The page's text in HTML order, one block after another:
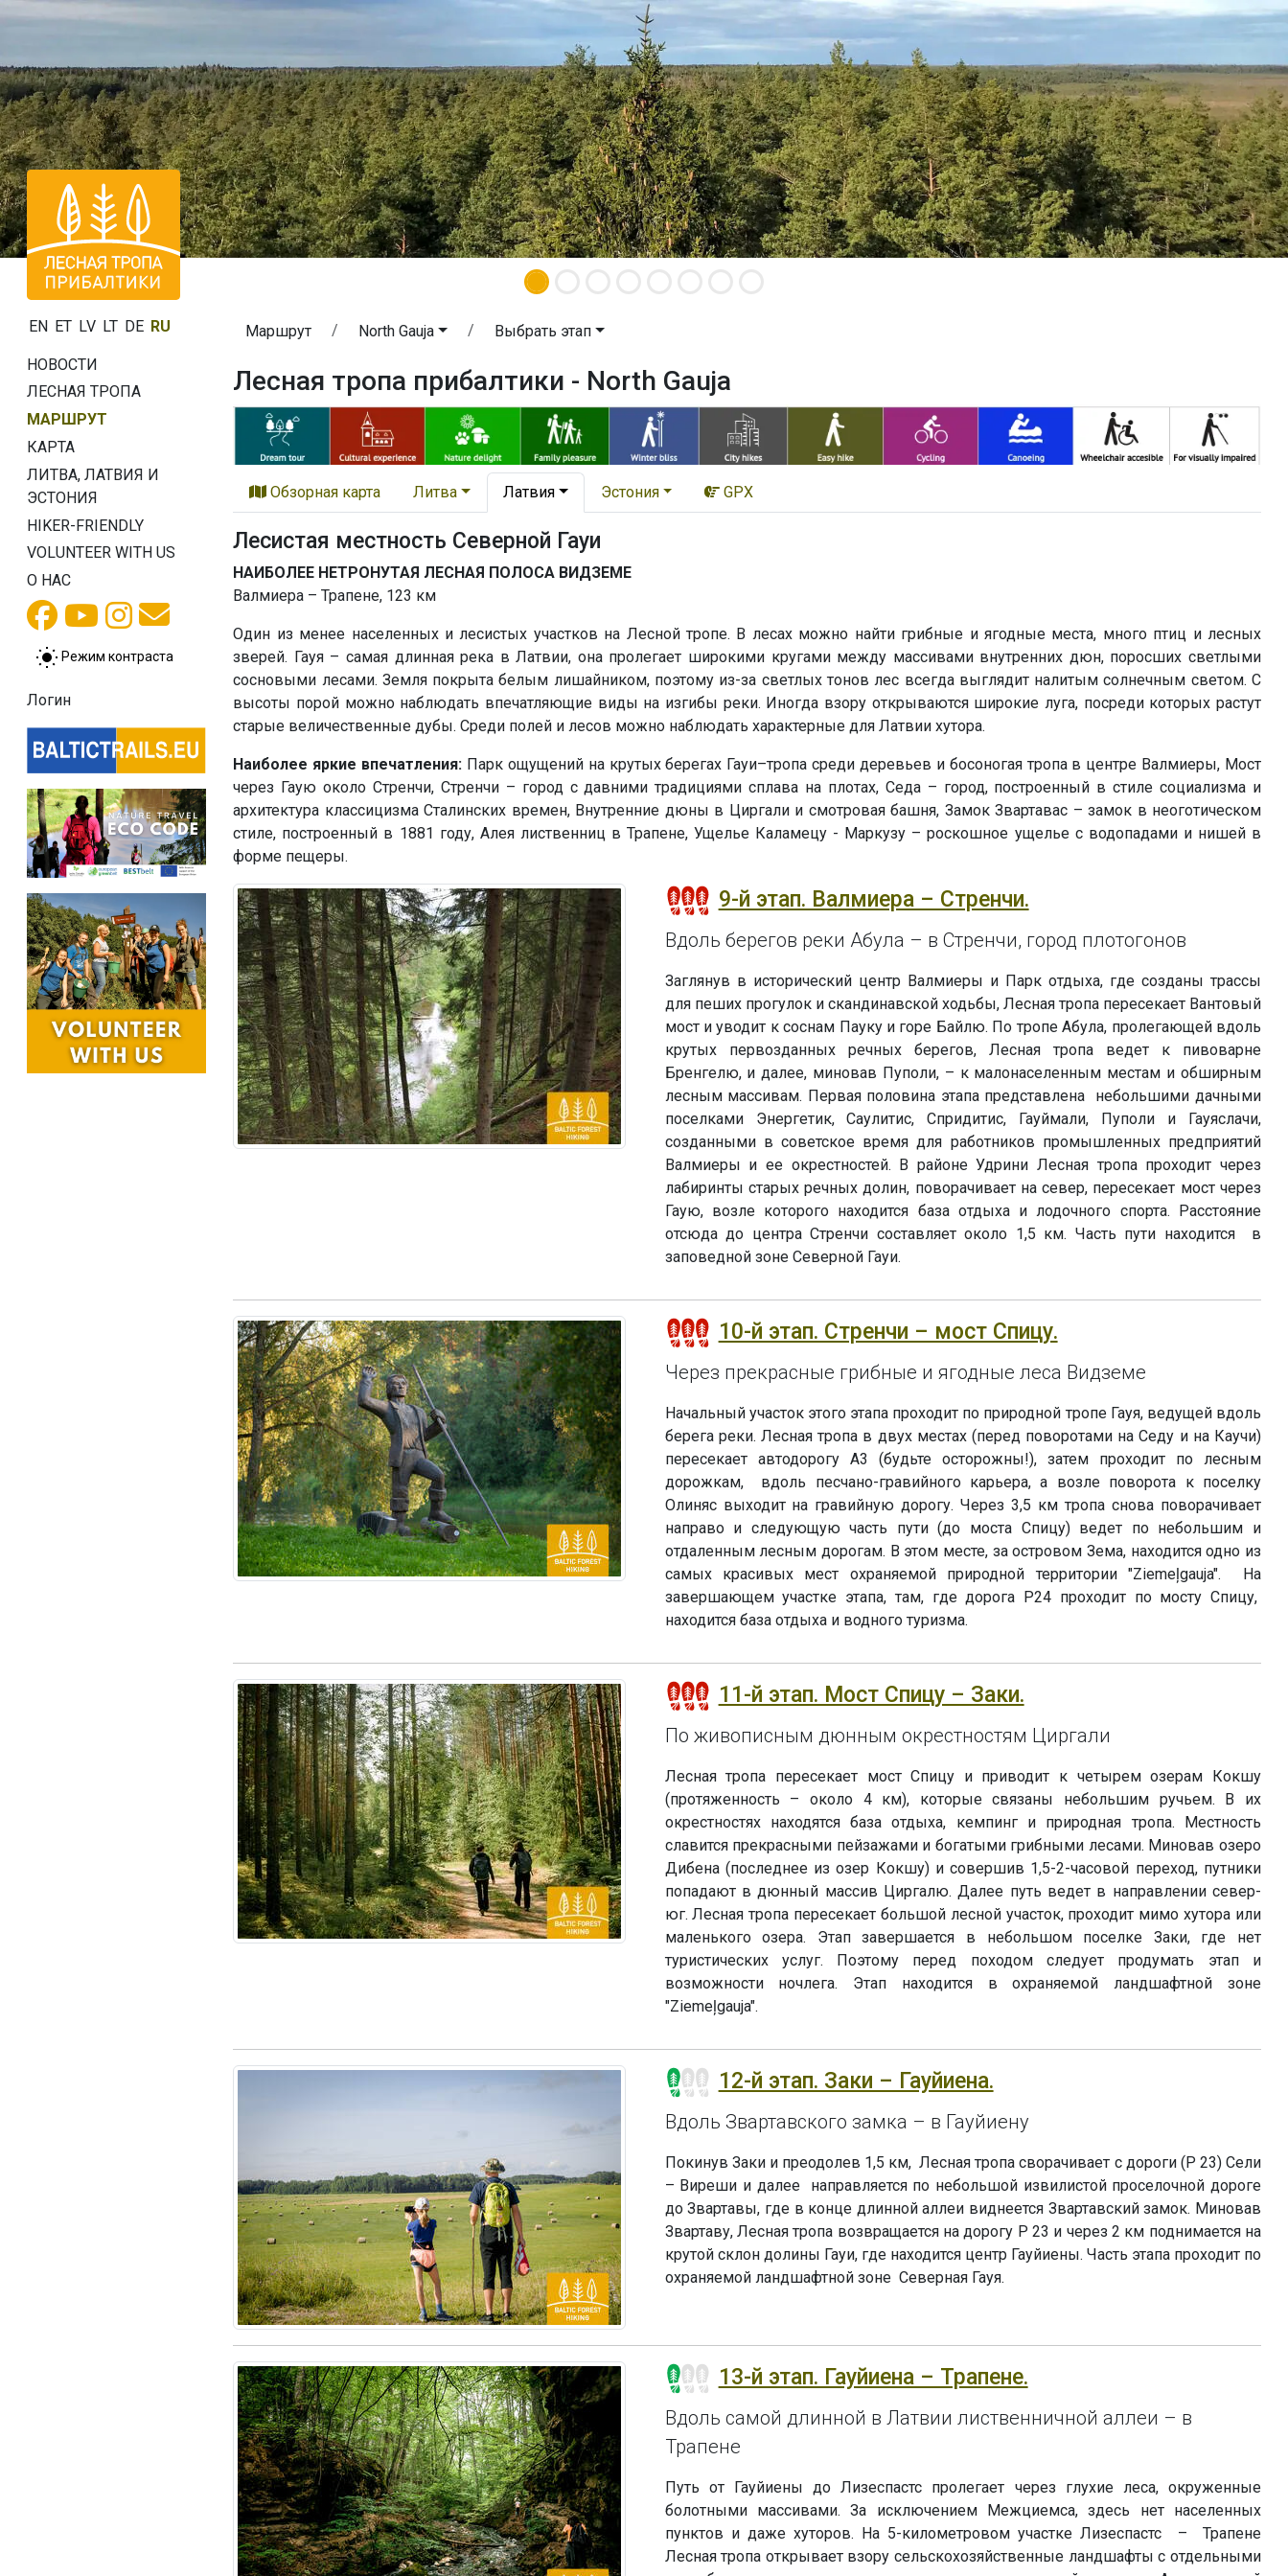
EN ET LV LT DE RU
НОВОСТИ
ЛЕСНАЯ ТРОПА
МАРШРУТ
КАРТА
ЛИТВА, ЛАТВИЯ И
ЭСТОНИЯ
HIKER-FRIENDLY
VOLUNTEER WITH US
О НАС
Режим контраста
Логин
Маршрут North Gauja Выбрать этап
Лесная тропа прибалтики - North Gauja
Обзорная карта Литва Латвия Эстония GPX
Лесистая местность Северной Гауи
НАИБОЛЕЕ НЕТРОНУТАЯ ЛЕСНАЯ ПОЛОСА ВИДЗЕМЕ
Валмиера – Трапене, 123 км
Один из менее населенных и лесистых участков на Лесной тропе. В лесах можно найти грибные и ягодные места, много птиц и лесных
зверей. Гауя – самая длинная река в Латвии, она пролегает широкими кругами между массивами внутренних дюн, поросших светлыми
сосновыми лесами. Земля покрыта белым лишайником, поэтому из-за светлых тонов лес всегда выглядит налитым солнечным светом. С
высоты порой можно наблюдать впечатляющие виды на изгибы реки. Иногда взору открываются широкие луга, посреди которых растут
старые величественные дубы. Среди полей и лесов можно наблюдать характерные для Латвии хутора.
Наиболее яркие впечатления: Парк ощущений на крутых берегах Гауи–тропа среди деревьев и босоногая тропа в центре Валмиеры, Мост
через Гаую около Стренчи, Стренчи – город с давними традициями сплава на плотах, Седа – город, построенный в стиле социализма и
архитектура классицизма Сталинских времен, Внутренние дюны в Циргали и смотровая башня, Замок Звартавас – замок в неоготическом
стиле, построенный в 1881 году, Алея лиственниц в Трапене, Ущелье Каламецу - Маркузу – роскошное ущелье с водопадами и нишей в
форме пещеры.
9-й этап. Валмиера – Стренчи.
Вдоль берегов реки Абула – в Стренчи, город плотогонов
Заглянув в исторический центр Валмиеры и Парк отдыха, где созданы трассы
для пеших прогулок и скандинавской ходьбы, Лесная тропа пересекает Вантовый
мост и уводит к соснам Пауку и горе Байлю. По тропе Абула, пролегающей вдоль
крутых первозданных речных берегов, Лесная тропа ведет к пивоварне
Бренгелю, и далее, миновав Пуполи, – к малонаселенным местам и обширным
лесным массивам. Первая половина этапа представлена небольшими дачными
поселками Энергетик, Саулитис, Спридитис, Гауймали, Пуполи и Гауяслачи,
созданными в советское время для работников промышленных предприятий
Валмиеры и ее окрестностей. В районе Удрини Лесная тропа проходит через
лабиринты старых речных долин, поворачивает на север, пересекает мост через
Гаую, возле которого находится база отдыха и лодочного спорта. Расстояние
отсюда до центра Стренчи составляет около 1,5 км. Часть пути находится в
заповедной зоне Северной Гауи.
10-й этап. Стренчи – мост Спицу.
Через прекрасные грибные и ягодные леса Видземе
Начальный участок этого этапа проходит по природной тропе Гауя, ведущей вдоль
берега реки. Лесная тропа в двух местах (перед поворотами на Седу и на Каучи)
пересекает автодорогу А3 (будьте осторожны!), затем проходит по лесным
дорожкам, вдоль песчано-гравийного карьера, а возле поворота к поселку
Олиняс выходит на гравийную дорогу. Через 3,5 км тропа снова поворачивает
направо и следующую часть пути (до моста Спицу) ведет по небольшим и
отдаленным лесным дорогам. В этом месте, за островом Зема, находится одно из
самых красивых мест охраняемой природной территории "Ziemeļgauja". На
завершающем участке этапа, там, где дорога P24 проходит по мосту Спицу,
находится база отдыха и водного туризма.
11-й этап. Мост Спицу – Заки.
По живописным дюнным окрестностям Циргали
Лесная тропа пересекает мост Спицу и приводит к четырем озерам Кокшу
(протяженность – около 4 км), которые связаны небольшим ручьем. В их
окрестностях находятся база отдыха, кемпинг и природная тропа. Местность
славится прекрасными пейзажами и богатыми грибными лесами. Миновав озеро
Дибена (последнее из озер Кокшу) и совершив 1,5-2-часовой переход, путники
попадают в дюнный массив Циргалю. Далее путь ведет в направлении север-
юг. Лесная тропа пересекает большой лесной участок, проходит мимо хутора или
маленького озера. Этап завершается в небольшом поселке Заки, где нет
туристических услуг. Поэтому перед походом следует продумать этап и
возможности ночлега. Этап находится в охраняемой ландшафтной зоне
"Ziemeļgauja".
12-й этап. Заки – Гауйиена.
Вдоль Звартавского замка – в Гауйиену
Покинув Заки и преодолев 1,5 км, Лесная тропа сворачивает с дороги (P 23) Сели
– Виреши и далее направляется по небольшой извилистой проселочной дороге
до Звартавы, где в конце длинной аллеи виднеется Звартавский замок. Миновав
Звартаву, Лесная тропа возвращается на дорогу P 23 и через 2 км поднимается на
крутой склон долины Гауи, где находится центр Гауйиены. Часть этапа проходит по
охраняемой ландшафтной зоне Северная Гауя.
13-й этап. Гауйиена – Трапене.
Вдоль самой длинной в Латвии лиственничной аллеи – в
Трапене
Путь от Гауйиены до Лизеспастс пролегает через глухие леса, окруженные
болотными массивами. За исключением Межциемса, здесь нет населенных
пунктов и даже хуторов. На 5-километровом участке Лизеспастс – Трапене
Лесная тропа открывает взору сельскохозяйственные ландшафты с отдельными